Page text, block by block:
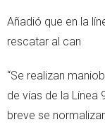
Añadió que en la
rescatar al can
“Se realizan
de vías de la Línea
breve se